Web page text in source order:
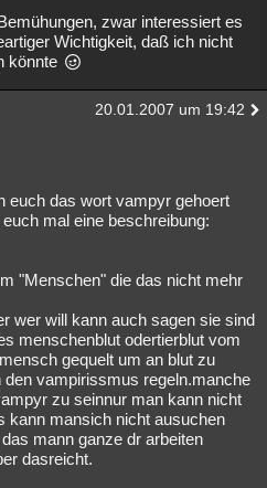
zwar interessiert es
Wichtigkeit, daß ich nicht
könnte
20.01.2007 um 19:42
euch das wort vampyr gehoert
mal eine beschreibung:
"Menschen" die das nicht mehr
wer will kann auch sagen sie sind
menschenblut odertierblut vom
gequelt um an blut zu
vampirissmus regeln.manche
zu seinnur man kann nicht
kann mansich nicht ausuchen
mann ganze dr arbeiten
dasreicht.